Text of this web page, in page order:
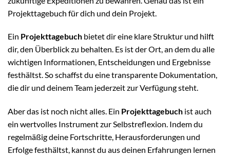
Projekttagebuch für dich und dein Projekt.
Ein Projekttagebuch bietet dir eine klare Struktur und hilft
dir, den Überblick zu behalten. Es ist der Ort, an dem du alle
wichtigen Informationen, Entscheidungen und Ergebnisse
festhältst. So schaffst du eine transparente Dokumentation,
die dir und deinem Team jederzeit zur Verfügung steht.
Aber das ist noch nicht alles. Ein Projekttagebuch ist auch
ein wertvolles Instrument zur Selbstreflexion. Indem du
regelmäßig deine Fortschritte, Herausforderungen und
Erfolge festhältst, kannst du aus deinen Erfahrungen lernen